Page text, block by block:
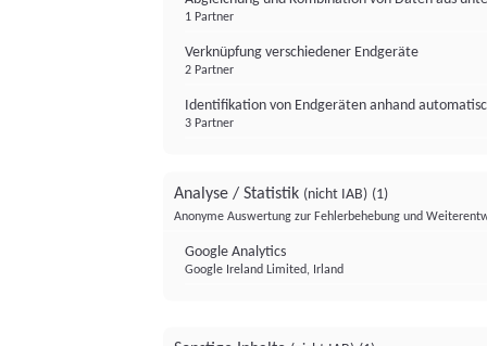
1 Partner
Verknüpfung verschiedener Endgeräte
2 Partner
Identifikation von Endgeräten anhand
3 Partner
Analyse / Statistik (nicht IAB) (1)
Anonyme Auswertung zur Fehlerbehebung und
Google Analytics
Google Ireland Limited, Irland